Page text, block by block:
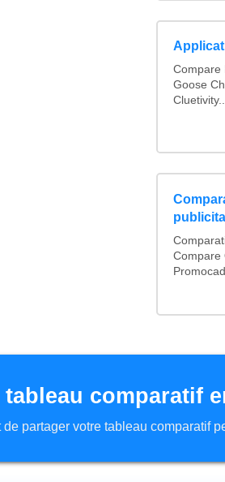
Compare
Goose
Cluetivity...
Compare
comparatif
partager votre tableau comparatif